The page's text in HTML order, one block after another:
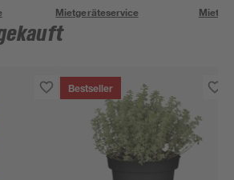
Mietgeräteservice
Bestseller